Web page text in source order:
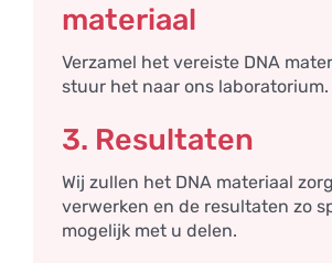
materiaal
Verzamel het vereiste DNA
stuur het naar ons laboratorium.
3. Resultaten
Wij zullen het DNA materiaal
verwerken en de resultaten zo
mogelijk met u delen.